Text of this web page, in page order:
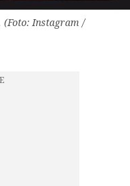
(Foto: Instagram /